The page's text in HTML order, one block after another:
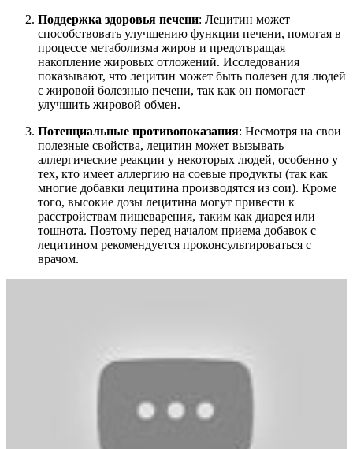
Поддержка здоровья печени: Лецитин может
способствовать улучшению функции печени, помогая в
процессе метаболизма жиров и предотвращая
накопление жировых отложений. Исследования
показывают, что лецитин может быть полезен для людей
с жировой болезнью печени, так как он помогает
улучшить жировой обмен.
Потенциальные противопоказания: Несмотря на свои
полезные свойства, лецитин может вызывать
аллергические реакции у некоторых людей, особенно у
тех, кто имеет аллергию на соевые продукты (так как
многие добавки лецитина производятся из сои). Кроме
того, высокие дозы лецитина могут привести к
расстройствам пищеварения, таким как диарея или
тошнота. Поэтому перед началом приема добавок с
лецитином рекомендуется проконсультироваться с
врачом.